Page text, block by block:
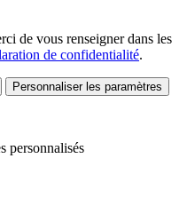
de vous renseigner dans les
de confidentialité.
Personnaliser les paramètres
personnalisés